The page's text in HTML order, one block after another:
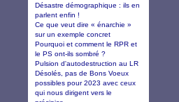
Désastre démographique : ils en
parlent enfin !
Ce que veut dire « énarchie »
sur un exemple concret
Pourquoi et comment le RPR et
le PS ont-ils sombré ?
Pulsion d'autodestruction au LR
Désolés, pas de Bons Voeux
possibles pour 2023 avec ceux
qui nous dirigent vers le